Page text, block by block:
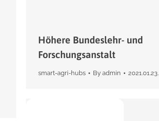
Höhere Bundeslehr- und
Forschungsanstalt
smart-agri-hubs By admin 2021.01.23.